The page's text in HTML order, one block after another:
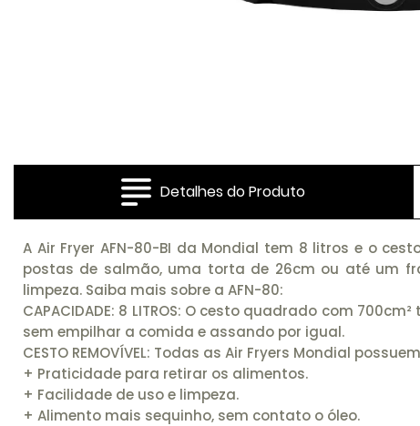
Detalhes do Produto
A Air Fryer AFN-80-BI da Mondial tem 8 litros e o
postas de salmão, uma torta de 26cm ou até um
limpeza. Saiba mais sobre a AFN-80:
CAPACIDADE: 8 LITROS: O cesto quadrado com
sem empilhar a comida e assando por igual.
CESTO REMOVÍVEL: Todas as Air Fryers Mondial
+ Praticidade para retirar os alimentos.
+ Facilidade de uso e limpeza.
+ Alimento mais sequinho, sem contato o óleo.